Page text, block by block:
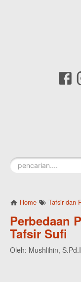
Home Tafsir dan
Perbedaan
Tafsir Sufi
Oleh: Mushlihin,